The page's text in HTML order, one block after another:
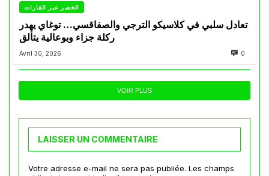
الخضر عبر القارات
تعادل سلبي في كلاسيكو الترجي والصفاقسي… توغاي يهدر
ركلة جزاء وبوعالية يتألق
Avril 30, 2026 0
VOIR PLUS
LAISSER UN COMMENTAIRE
Votre adresse e-mail ne sera pas publiée. Les champs